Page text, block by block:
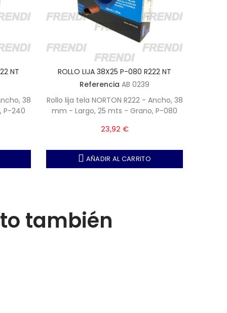
NT
38
P-240
ROLLO LIJA 38X25 P-080 R222 NT
Referencia AB 0239
Rollo lija tela NORTON R222 - Ancho, 38
mm - Largo, 25 mts - Grano, P-080
23,92 €
AÑADIR AL CARRITO
también